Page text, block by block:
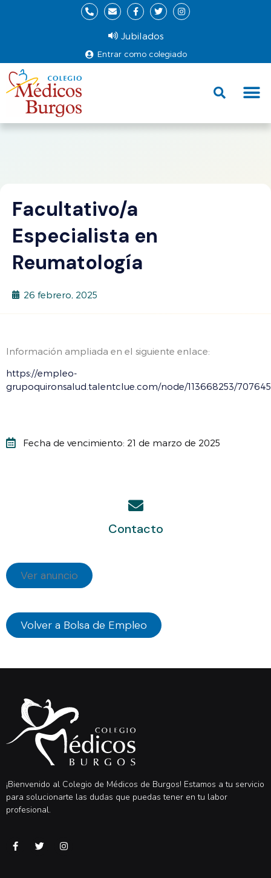
Entrar como colegiado
Jubilados
Facultativo/a
Especialista en
Reumatología
26 febrero, 2025
Información ampliada en el siguiente enlace:
https://empleo-
grupoquironsalud.talentclue.com/node/113668253/
Fecha de vencimiento: 21 de marzo de 2025
Contacto
Ver anuncio
Volver a Bolsa de Empleo
¡Bienvenido al Colegio de Médicos de Burgos! Estamos a tu servicio
para solucionarte las dudas que puedas tener en tu labor
profesional.